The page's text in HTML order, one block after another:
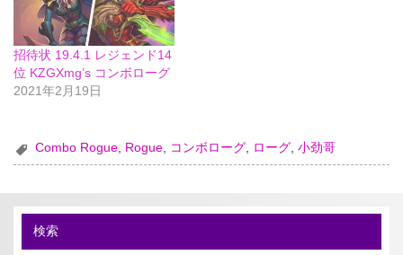
招待状 19.4.1 レジェンド14
位 KZGXmg’s コンボローグ
2021年2月19日
Combo Rogue, Rogue, コンボローグ, ローグ,小劲哥
検索